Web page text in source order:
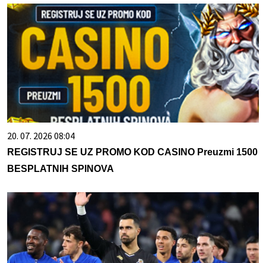
20. 07. 2026 08:04
REGISTRUJ SE UZ PROMO KOD CASINO Preuzmi 1500
BESPLATNIH SPINOVA